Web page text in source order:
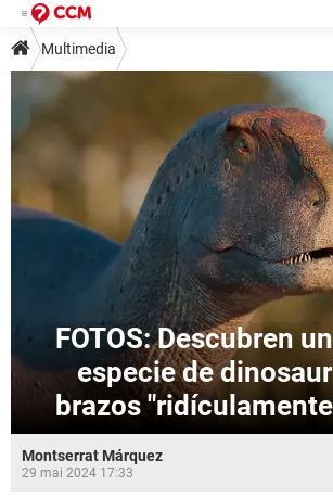
Multimedia
FOTOS: Descubren
especie de
brazos
Montserrat Márquez
29 mai 2024 17:33